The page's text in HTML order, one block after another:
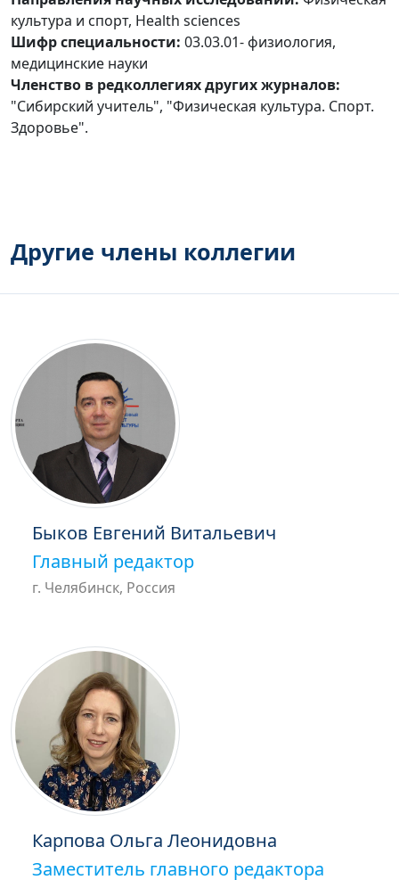
культура и спорт, Health sciences
Шифр специальности: 03.03.01- физиология,
медицинские науки
Членство в редколлегиях других журналов:
"Сибирский учитель", "Физическая культура. Спорт.
Здоровье".
Другие члены коллегии
Быков Евгений Витальевич
Главный редактор
г. Челябинск, Россия
Карпова Ольга Леонидовна
Заместитель главного редактора